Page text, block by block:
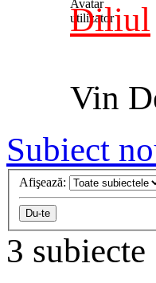
Diliul
Vin
Subiect
Afişează:
3 subiecte